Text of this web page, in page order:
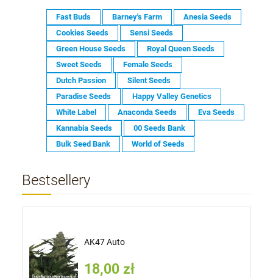
Fast Buds Barney's Farm
Anesia Seeds
Cookies Seeds
Sensi Seeds
Green House Seeds
Royal Queen Seeds
Sweet Seeds
Female Seeds
Dutch Passion
Silent Seeds
Paradise Seeds
Happy Valley Genetics
White Label
Anaconda Seeds
Eva Seeds
Kannabia Seeds
00 Seeds Bank
Bulk Seed Bank
World of Seeds
Bestsellery
AK47 Auto
18,00 zł